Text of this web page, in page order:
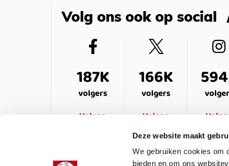
Deze website maakt
We gebruiken cookies om
bieden en om ons
Volg ons ook op social
187K
volgers
Volgen
166K
volgers
Volgen